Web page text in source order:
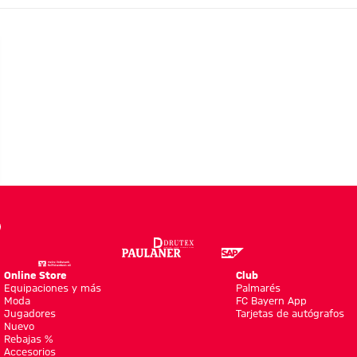
Online Store
Equipaciones y más
Moda
Jugadores
Nuevo
Rebajas %
Accesorios
Club
Palmarés
FC Bayern App
Tarjetas de autógrafos